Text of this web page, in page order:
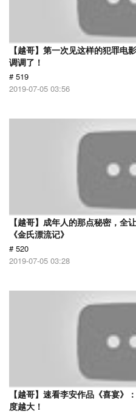
【越哥】第一次见这样的犯罪电
调调了！
# 519
2019-07-05 03:56
【越哥】成年人的那点秘密，全
《金氏漂流记》
# 520
2019-07-05 03:28
【越哥】速看李安作品《喜宴》
度越大！